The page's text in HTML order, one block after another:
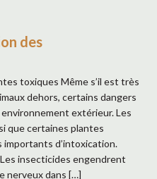
des
toxiques Même s’il est très
dehors, certains dangers
extérieur. Les
que certaines plantes
d’intoxication.
insecticides engendrent
nerveux dans […]